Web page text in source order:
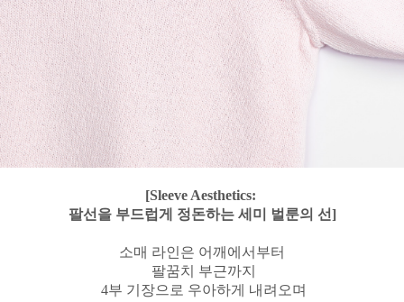
[Sleeve Aesthetics:
팔선을 부드럽게 정돈하는 세미 벌룬의 선]
소매 라인은 어깨에서부터
팔꿈치 부근까지
4부 기장으로 우아하게 내려오며